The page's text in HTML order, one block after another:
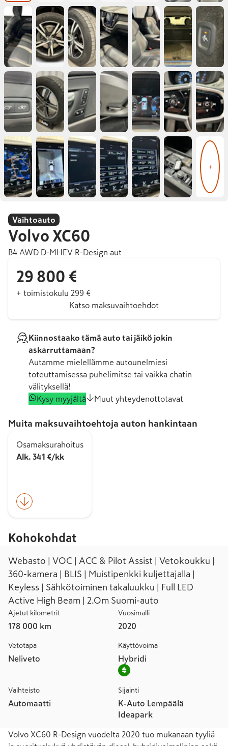
+
Vaihtoauto
Volvo XC60
B4 AWD D-MHEV R-Design aut
29 800 €
+ toimistokulu 299 €
Katso maksuvaihtoehdot
Kiinnostaako tämä auto tai jäikö jokin
askarruttamaan?
Autamme mielellämme autounelmiesi
toteuttamisessa puhelimitse tai vaikka chatin
välityksellä!
Kysy myyjältä
Muut yhteydenottotavat
Muita maksuvaihtoehtoja auton hankintaan
Osamaksurahoitus
Alk. 341 €/kk
Kohokohdat
Webasto | VOC | ACC & Pilot Assist | Vetokoukku |
360-kamera | BLIS | Muistipenkki kuljettajalla |
Keyless | Sähkötoiminen takaluukku | Full LED
Active High Beam | 2.Om Suomi-auto
Ajetut kilometrit
178 000 km
Vuosimalli
2020
Vetotapa
Neliveto
Käyttövoima
Hybridi
Vaihteisto
Automaatti
Sijainti
K-Auto Lempäälä
Ideapark
Volvo XC60 R-Design vuodelta 2020 tuo mukanaan tyyliä